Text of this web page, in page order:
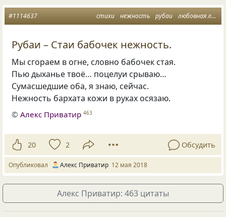
стихи нежность рубаи любовная лирика
#1114637
Рубаи – Стаи бабочек нежность.
Мы сгораем в огне, словно бабочек стая.
Пью дыханье твоё… поцелуи срываю…
Сумасшедшие оба, я знаю, сейчас.
Нежность бархата кожи в руках осязаю.
©Алекс Приватир 463
20 2 Обсудить
Опубликовал Алекс Приватир 12 мая 2018
Алекс Приватир: 463 цитаты